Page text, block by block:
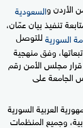
الأردن والسعودية
تنفيذ بيان عمّان،
السوريةللتوصل
وفق منهجية
مجلس الأمن رقم
الجامعة على
العربية السورية
وجميع المنظمات